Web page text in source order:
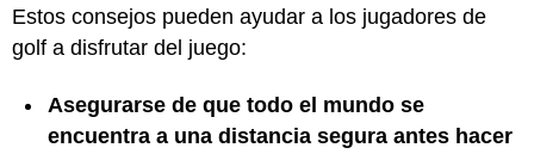
Estos consejos pueden ayudar a los jugadores de
golf a disfrutar del juego:
Asegurarse de que todo el mundo se
encuentra a una distancia segura antes hacer